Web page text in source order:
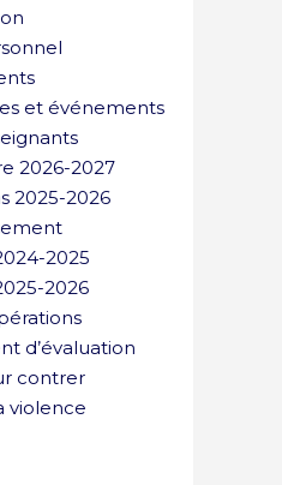
et événements
2026-2027
2025-2026
2025
2026
d’évaluation
contrer
violence